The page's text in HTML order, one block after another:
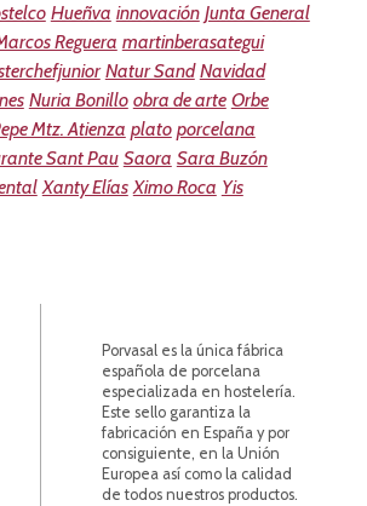
Hueñva innovación Junta General
Reguera martinberasategui
Natur Sand Navidad
Nuria Bonillo obra de arte Orbe
Mtz. Atienza plato porcelana
Sant Pau Saora Sara Buzón
Xanty Elías Ximo Roca Yis
Porvasal es la única fábrica
española de porcelana
especializada en hostelería.
Este sello garantiza la
fabricación en España y por
consiguiente, en la Unión
Europea así como la calidad
de todos nuestros productos.